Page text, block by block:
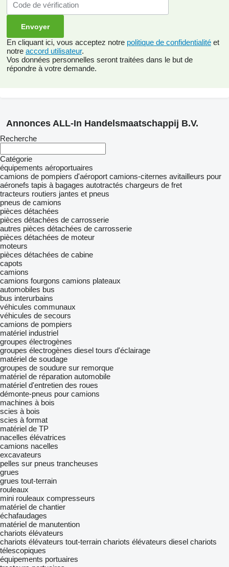
En cliquant ici, vous acceptez notre politique de confidentialité et
notre accord utilisateur.
Vos données personnelles seront traitées dans le but de
répondre à votre demande.
Annonces ALL-In Handelsmaatschappij B.V.
Recherche
Catégorie
équipements aéroportuaires
camions de pompiers d'aéroport camions-citernes avitailleurs pour
aéronefs tapis à bagages autotractés chargeurs de fret
tracteurs routiers jantes et pneus
pneus de camions
pièces détachées
pièces détachées de carrosserie
autres pièces détachées de carrosserie
pièces détachées de moteur
moteurs
pièces détachées de cabine
capots
camions
camions fourgons camions plateaux
automobiles bus
bus interurbains
véhicules communaux
véhicules de secours
camions de pompiers
matériel industriel
groupes électrogènes
groupes électrogènes diesel tours d'éclairage
matériel de soudage
groupes de soudure sur remorque
matériel de réparation automobile
matériel d'entretien des roues
démonte-pneus pour camions
machines à bois
scies à bois
scies à format
matériel de TP
nacelles élévatrices
camions nacelles
excavateurs
pelles sur pneus trancheuses
grues
grues tout-terrain
rouleaux
mini rouleaux compresseurs
matériel de chantier
échafaudages
matériel de manutention
chariots élévateurs
chariots élévateurs tout-terrain chariots élévateurs diesel chariots
télescopiques
équipements portuaires